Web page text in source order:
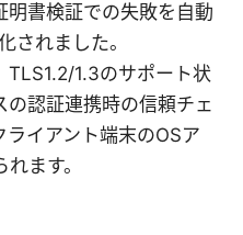
明書検証での失敗を自動
されました。
TLS1.2/1.3のサポート状
の認証連携時の信頼チェ
イアント端末のOSア
ます。